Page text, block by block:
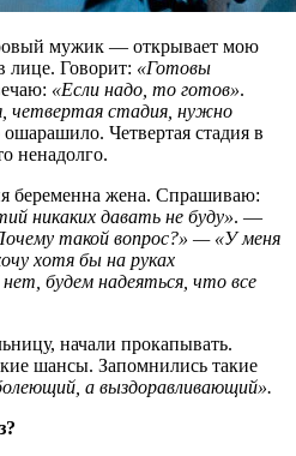
мужик — открывает мою
лице. Говорит: «Готовы
«Если надо, то готов».
четвертая стадия, нужно
Четвертая стадия в
ненадолго.
беременна жена. Спрашиваю:
никаких давать не буду». —
такой вопрос?» — «У меня
хотя бы на руках
будем надеяться, что все
начали прокапывать.
шансы. Запомнились такие
а выздоравливающий».